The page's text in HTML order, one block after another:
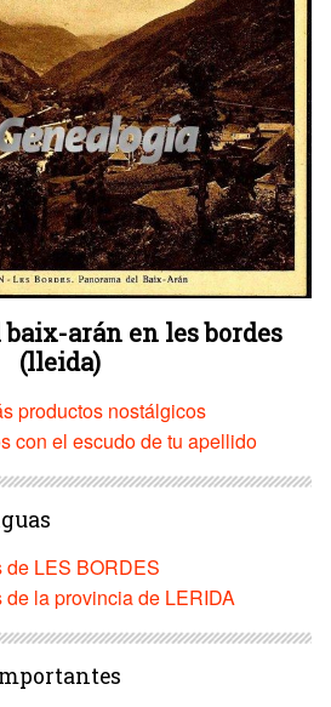
arán en les bordes
(lleida)
productos nostálgicos
con el escudo de tu apellido
de LES BORDES
de la provincia de LERIDA